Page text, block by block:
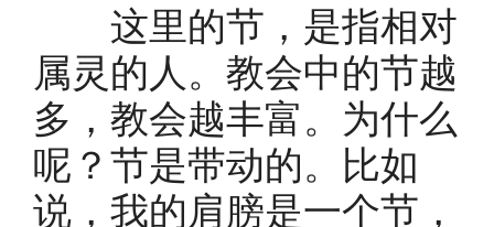
这里的节，是指相对
属灵的人。教会中的节越
多，教会越丰富。为什么
呢？节是带动的。比如
说，我的肩膀是一个节，